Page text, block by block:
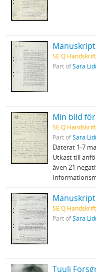
SE Q
Part ofSara
SE Q
Part ofSara
Daterat 1-7
Utkast till
även 21
SE Q
Part ofSara
Tuuli